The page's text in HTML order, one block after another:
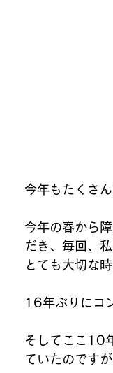
今年もたくさ
今年の春から
だき、毎回、
とても大切な
16年ぶりにコ
そしてここ10
ていたのです